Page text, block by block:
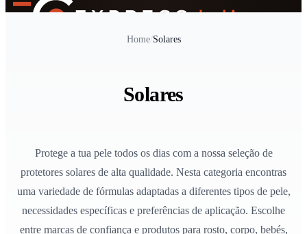
Home/Solares
Solares
Protege a tua pele todos os dias com a nossa seleção de
protetores solares de alta qualidade. Nesta categoria encontras
uma variedade de fórmulas adaptadas a diferentes tipos de pele,
necessidades específicas e preferências de aplicação. Escolhe
entre marcas de confiança e produtos para rosto, corpo, bebés,